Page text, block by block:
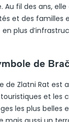
Au fil des ans,
et des familles
en plus
de Brač
de Zlatni Rat est
et les
les plus